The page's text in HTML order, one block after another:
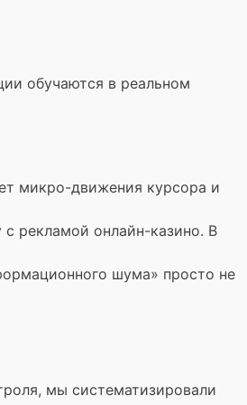
обучаются в реальном
микро-движения курсора и
рекламой онлайн-казино. В
шума» просто не
мы систематизировали